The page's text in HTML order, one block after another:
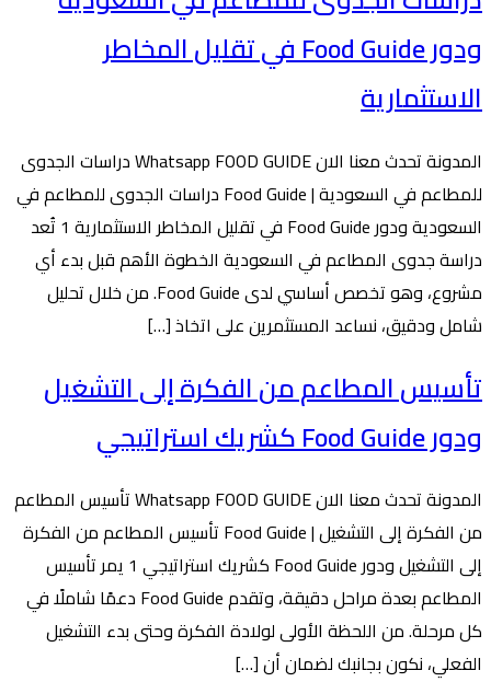
ودور Food Guide في تقليل المخاطر
الاستثمارية
المدونة تحدث معنا الان Whatsapp FOOD GUIDE دراسات الجدوى
للمطاعم في السعودية | Food Guide دراسات الجدوى للمطاعم في
السعودية ودور Food Guide في تقليل المخاطر الاستثمارية 1 تُعد
دراسة جدوى المطاعم في السعودية الخطوة الأهم قبل بدء أي
مشروع، وهو تخصص أساسي لدى Food Guide. من خلال تحليل
شامل ودقيق، نساعد المستثمرين على اتخاذ […]
تأسيس المطاعم من الفكرة إلى التشغيل
ودور Food Guide كشريك استراتيجي
المدونة تحدث معنا الان Whatsapp FOOD GUIDE تأسيس المطاعم
من الفكرة إلى التشغيل | Food Guide تأسيس المطاعم من الفكرة
إلى التشغيل ودور Food Guide كشريك استراتيجي 1 يمر تأسيس
المطاعم بعدة مراحل دقيقة، وتقدم Food Guide دعمًا شاملًا في
كل مرحلة. من اللحظة الأولى لولادة الفكرة وحتى بدء التشغيل
الفعلي، نكون بجانبك لضمان أن […]